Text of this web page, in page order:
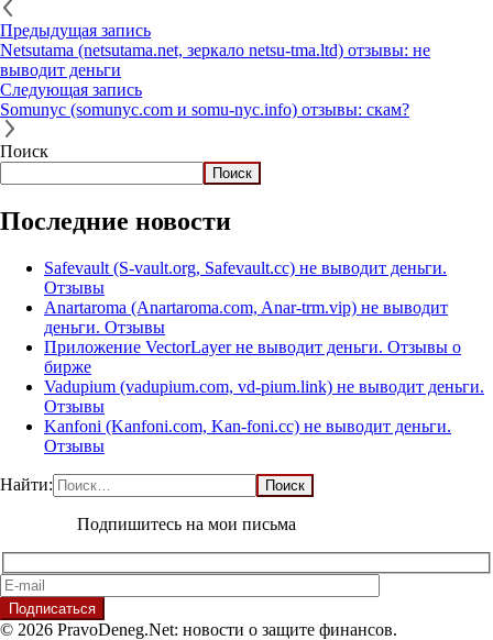
Предыдущая запись
Netsutama (netsutama.net, зеркало netsu-tma.ltd) отзывы: не
выводит деньги
Следующая запись
Somunyc (somunyc.com и somu-nyc.info) отзывы: скам?
Поиск
Поиск
Последние новости
Safevault (S-vault.org, Safevault.cc) не выводит деньги.
Отзывы
Anartaroma (Anartaroma.com, Anar-trm.vip) не выводит
деньги. Отзывы
Приложение VectorLayer не выводит деньги. Отзывы о
бирже
Vadupium (vadupium.com, vd-pium.link) не выводит деньги.
Отзывы
Kanfoni (Kanfoni.com, Kan-foni.cc) не выводит деньги.
Отзывы
Найти:
Подпишитесь на мои письма
© 2026 PravoDeneg.Net: новости о защите финансов.